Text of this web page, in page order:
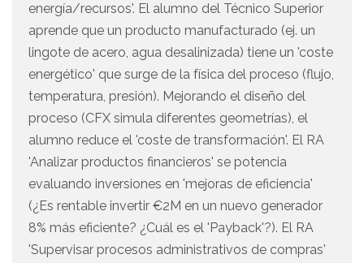
energía/recursos'. El alumno del Técnico Superior
aprende que un producto manufacturado (ej. un
lingote de acero, agua desalinizada) tiene un 'coste
energético' que surge de la física del proceso (flujo,
temperatura, presión). Mejorando el diseño del
proceso (CFX simula diferentes geometrías), el
alumno reduce el 'coste de transformación'. El RA
'Analizar productos financieros' se potencia
evaluando inversiones en 'mejoras de eficiencia'
(¿Es rentable invertir €2M en un nuevo generador
8% más eficiente? ¿Cuál es el 'Payback'?). El RA
'Supervisar procesos administrativos de compras'